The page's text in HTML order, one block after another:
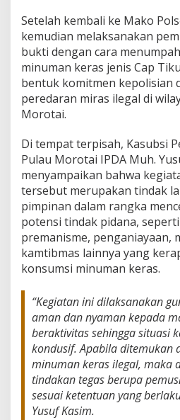
Setelah kembali ke Mako
kemudian melaksanakan
bukti dengan cara
minuman keras jenis Cap
bentuk komitmen kepolisian
peredaran miras ilegal di
Morotai.
Di tempat terpisah, Kasubsi
Pulau Morotai IPDA Muh.
menyampaikan bahwa
tersebut merupakan tindak
pimpinan dalam rangka
potensi tindak pidana,
premanisme, penganiayaan,
kamtibmas lainnya yang
konsumsi minuman keras.
“Kegiatan ini dilaksanakan
aman dan nyaman kepada
beraktivitas sehingga situasi
kondusif. Apabila ditemukan
minuman keras ilegal, maka
tindakan tegas berupa
sesuai ketentuan yang
Yusuf Kasim.